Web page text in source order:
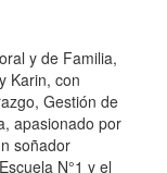
y de Familia,
Karin, con
Gestión de
apasionado por
soñador
N°1 y el